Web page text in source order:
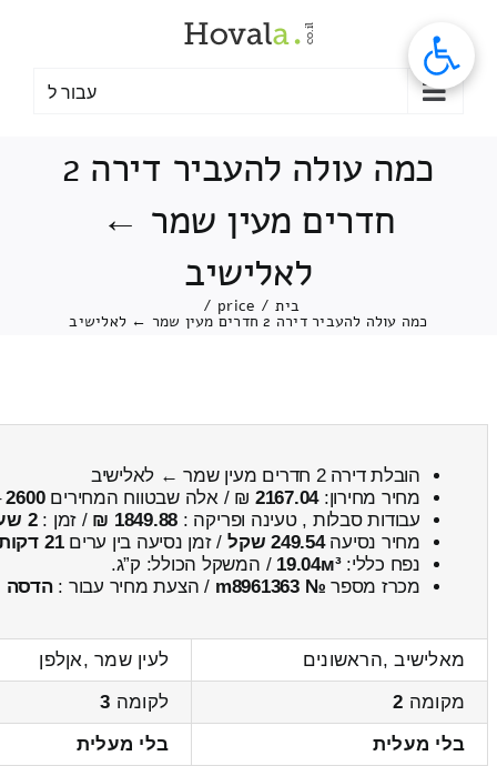
עבור ל
כמה עולה להעביר דירה 2
חדרים מעין שמר ←
לאלישיב
בית /
price
/
כמה עולה להעביר דירה 2 חדרים מעין שמר ← לאלישיב
הובלת דירה 2 חדרים מעין שמר ← לאלישיב
מחיר מחירון:2167.04 ₪ / אלה שבטווח המחירים2600
עבודות סבלות , טעינה ופריקה : 1849.88 ₪ / זמן :2 שעות 41 דקות
מחיר נסיעה249.54 שקל / זמן נסיעה בין ערים21 דקות
נפח כללי:19.04м³ / המשקל הכולל: ק”ג.
מכרז מספר № m8961363 / הצעת מחיר עבור :הדסה
מאלישיב ,הראשונים
לעין שמר ,אןלפן
מקומה 2 לקומה 3
בלי מעלית
בלי מעלית